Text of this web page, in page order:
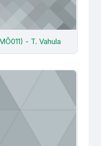
- T. Vahula